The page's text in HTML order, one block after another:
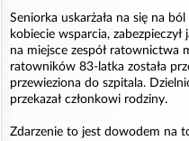
Seniorka uskarżała na się na
kobiecie wsparcia,
na miejsce zespół ratownictwa
ratowników 83-latka została
przewieziona do szpitala.
przekazał członkowi rodziny.
Zdarzenie to jest dowodem na